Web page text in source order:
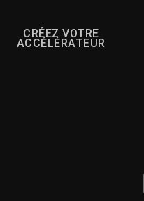
CRÉEZ VOTRE
ACCÉLÉRATEUR